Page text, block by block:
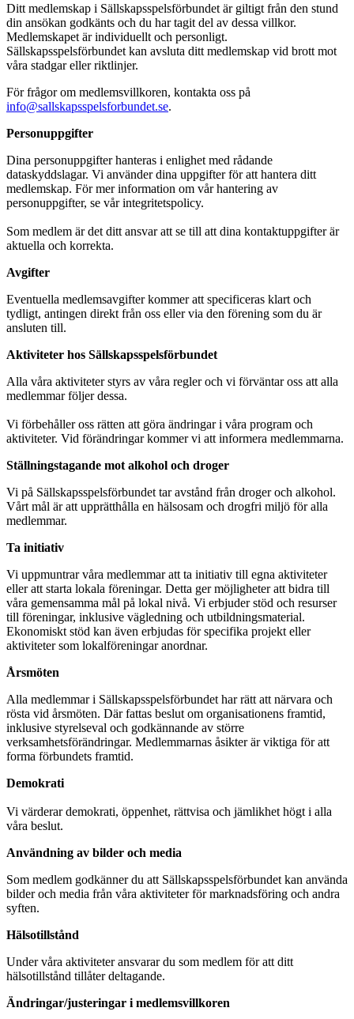
Ditt medlemskap i Sällskapsspelsförbundet är giltigt från den stund
din ansökan godkänts och du har tagit del av dessa villkor.
Medlemskapet är individuellt och personligt.
Sällskapsspelsförbundet kan avsluta ditt medlemskap vid brott mot
våra stadgar eller riktlinjer.
För frågor om medlemsvillkoren, kontakta oss på
info@sallskapsspelsforbundet.se.
Personuppgifter
Dina personuppgifter hanteras i enlighet med rådande
dataskyddslagar. Vi använder dina uppgifter för att hantera ditt
medlemskap. För mer information om vår hantering av
personuppgifter, se vår integritetspolicy.
Som medlem är det ditt ansvar att se till att dina kontaktuppgifter är
aktuella och korrekta.
Avgifter
Eventuella medlemsavgifter kommer att specificeras klart och
tydligt, antingen direkt från oss eller via den förening som du är
ansluten till.
Aktiviteter hos Sällskapsspelsförbundet
Alla våra aktiviteter styrs av våra regler och vi förväntar oss att alla
medlemmar följer dessa.
Vi förbehåller oss rätten att göra ändringar i våra program och
aktiviteter. Vid förändringar kommer vi att informera medlemmarna.
Ställningstagande mot alkohol och droger
Vi på Sällskapsspelsförbundet tar avstånd från droger och alkohol.
Vårt mål är att upprätthålla en hälsosam och drogfri miljö för alla
medlemmar.
Ta initiativ
Vi uppmuntrar våra medlemmar att ta initiativ till egna aktiviteter
eller att starta lokala föreningar. Detta ger möjligheter att bidra till
våra gemensamma mål på lokal nivå. Vi erbjuder stöd och resurser
till föreningar, inklusive vägledning och utbildningsmaterial.
Ekonomiskt stöd kan även erbjudas för specifika projekt eller
aktiviteter som lokalföreningar anordnar.
Årsmöten
Alla medlemmar i Sällskapsspelsförbundet har rätt att närvara och
rösta vid årsmöten. Där fattas beslut om organisationens framtid,
inklusive styrelseval och godkännande av större
verksamhetsförändringar. Medlemmarnas åsikter är viktiga för att
forma förbundets framtid.
Demokrati
Vi värderar demokrati, öppenhet, rättvisa och jämlikhet högt i alla
våra beslut.
Användning av bilder och media
Som medlem godkänner du att Sällskapsspelsförbundet kan använda
bilder och media från våra aktiviteter för marknadsföring och andra
syften.
Hälsotillstånd
Under våra aktiviteter ansvarar du som medlem för att ditt
hälsotillstånd tillåter deltagande.
Ändringar/justeringar i medlemsvillkoren